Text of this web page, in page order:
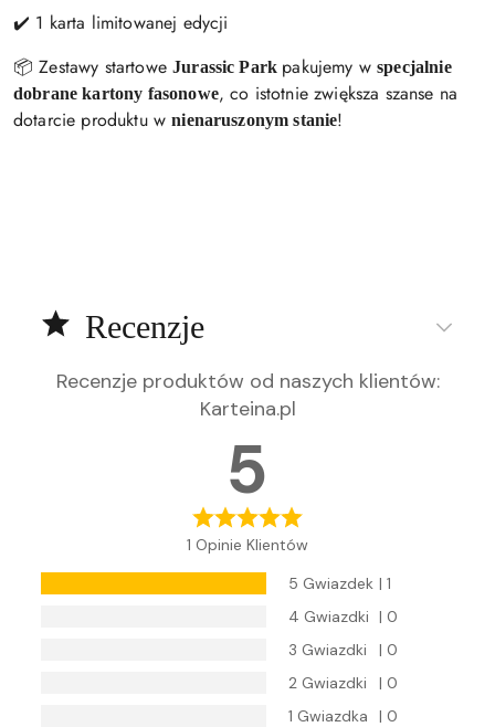
✔️ 1 karta limitowanej edycji
📦 Zestawy startoweJurassic Park pakujemy wspecjalnie
dobrane kartony fasonowe, co istotnie zwiększa szanse na
dotarcie produktu wnienaruszonym stanie!
Recenzje
Recenzje produktów od naszych klientów:
Karteina.pl
5
1 Opinie Klientów
5 Gwiazdek | 1
4 Gwiazdki | 0
3 Gwiazdki
| 0
2 Gwiazdki
| 0
1 Gwiazdka
| 0